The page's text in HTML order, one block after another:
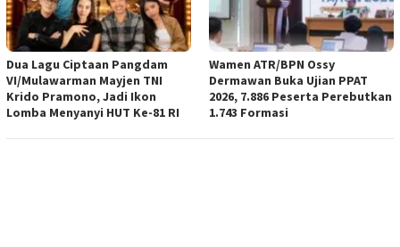
Dua Lagu Ciptaan Pangdam
VI/Mulawarman Mayjen TNI
Krido Pramono, Jadi Ikon
Lomba Menyanyi HUT Ke-81 RI
Wamen ATR/BPN Ossy
Dermawan Buka Ujian PPAT
2026, 7.886 Peserta Perebutkan
1.743 Formasi